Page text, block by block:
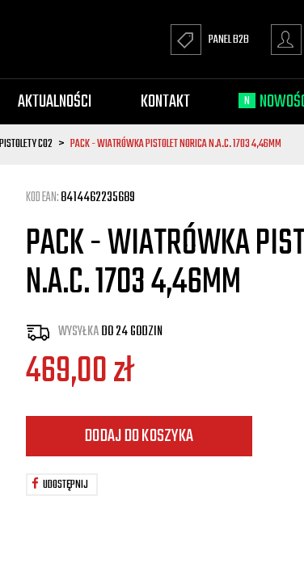
PANEL B2B
AKTUALNOŚCI KONTAKT N
PISTOLETY CO2 PACK - WIATRÓWKA PISTOLET NORICA N.A.C. 1703 4,46MM
KOD EAN:8414462235689
PACK - WIATRÓWKA
N.A.C. 1703 4,46MM
WYSYŁKADO 24 GODZIN
469,00zł
DODAJ DO KOSZYKA
UDOSTĘPNIJ